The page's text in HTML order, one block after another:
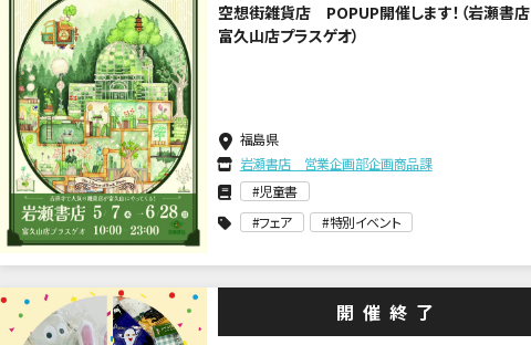
空想街雑貨店 POPUP開催します！（岩瀬書店
富久山店プラスゲオ）
福島県
岩瀬書店 営業企画部企画商品課
児童書
フェア
特別イベント
開催終了